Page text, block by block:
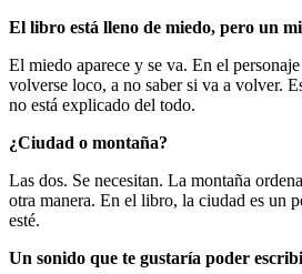
El libro está lleno de miedo, pero un
El miedo aparece y se va. En el
volverse loco, a no saber si va a volver.
no está explicado del todo.
¿Ciudad o montaña?
Las dos. Se necesitan. La montaña
otra manera. En el libro, la ciudad es un
esté.
Un sonido que te gustaría poder